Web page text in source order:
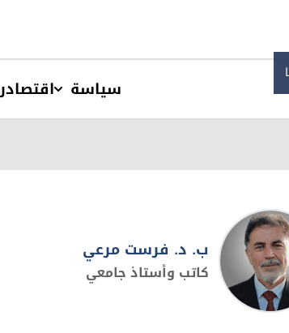
سیاسة اقتصاد
فرست مرعي
ب. د. فرست مرعي
كاتب وأستاذ جامعي